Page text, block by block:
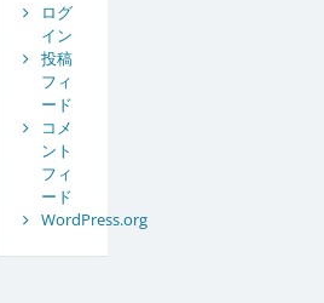
ログ
イン
投稿
フィ
ード
コメ
ント
フィ
ード
WordPress.org